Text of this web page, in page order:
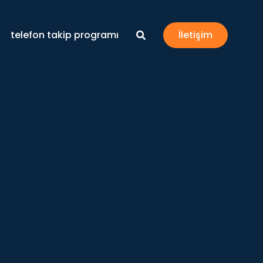
telefon takip programı İletişim